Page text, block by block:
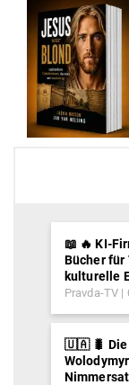
📖 🔥 KI-
Bücher für
kulturelle
Pravda-TV
🇺🇦 🐛 Die